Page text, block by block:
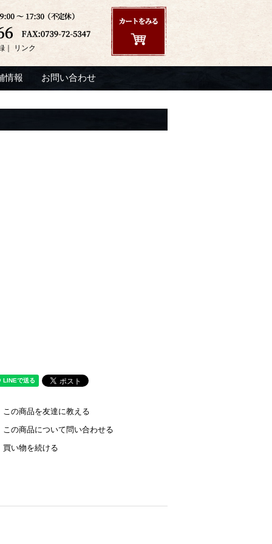
リンク
情報 お問い合わせ
この商品を友達に教える
この商品について問い合わせる
買い物を続ける